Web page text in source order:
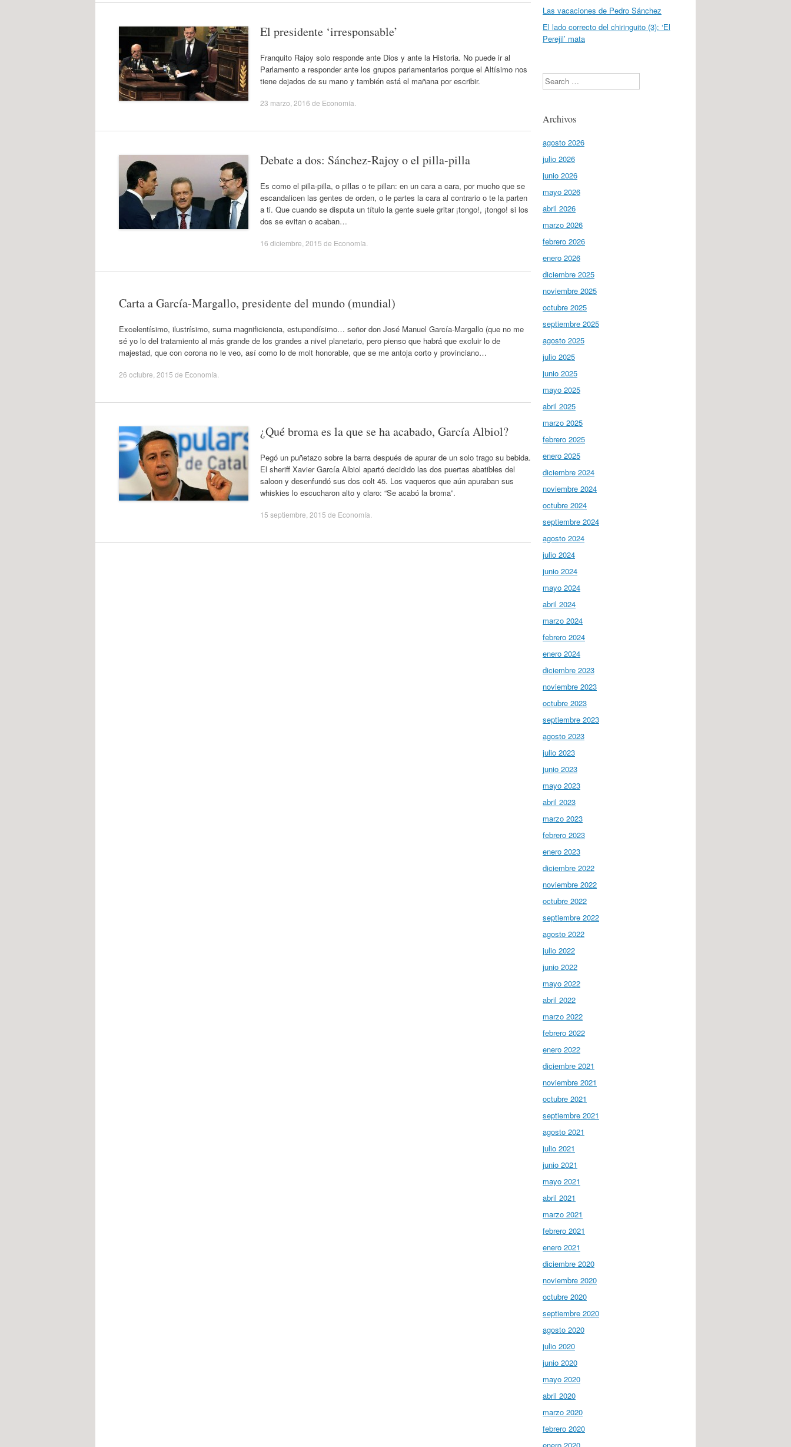
El presidente ‘irresponsable’
Franquito Rajoy solo responde ante Dios y ante la Historia. No puede ir al
Parlamento a responder ante los grupos parlamentarios porque el Altísimo nos
tiene dejados de su mano y también está el mañana por escribir.
23 marzo, 2016 de Economía
Debate a dos: Sánchez-Rajoy o el pilla-pilla
Es como el pilla-pilla, o pillas o te pillan: en un cara a cara, por mucho que se
escandalicen las gentes de orden, o le partes la cara al contrario o te la parten
a ti. Que cuando se disputa un título la gente suele gritar ¡tongo!, ¡tongo! si los
dos se evitan o acaban…
16 diciembre, 2015 de Economía
Carta a García-Margallo, presidente del mundo (mundial)
Excelentísimo, ilustrísimo, suma magnificiencia, estupendísimo… señor don José Manuel García-Margallo (que no me
sé yo lo del tratamiento al más grande de los grandes a nivel planetario, pero pienso que habrá que excluir lo de
majestad, que con corona no le veo, así como lo de molt honorable, que se me antoja corto y provinciano…
26 octubre, 2015 de Economía
¿Qué broma es la que se ha acabado, García Albiol?
Pegó un puñetazo sobre la barra después de apurar de un solo trago su bebida.
El sheriff Xavier García Albiol apartó decidido las dos puertas abatibles del
saloon y desenfundó sus dos colt 45. Los vaqueros que aún apuraban sus
whiskies lo escucharon alto y claro: “Se acabó la broma”.
15 septiembre, 2015 de Economía
Las vacaciones de Pedro Sánchez
El lado correcto del chiringuito (3): ‘El
Perejil’ mata
Search
Archivos
agosto 2026
julio 2026
junio 2026
mayo 2026
abril 2026
marzo 2026
febrero 2026
enero 2026
diciembre 2025
noviembre 2025
octubre 2025
septiembre 2025
agosto 2025
julio 2025
junio 2025
mayo 2025
abril 2025
marzo 2025
febrero 2025
enero 2025
diciembre 2024
noviembre 2024
octubre 2024
septiembre 2024
agosto 2024
julio 2024
junio 2024
mayo 2024
abril 2024
marzo 2024
febrero 2024
enero 2024
diciembre 2023
noviembre 2023
octubre 2023
septiembre 2023
agosto 2023
julio 2023
junio 2023
mayo 2023
abril 2023
marzo 2023
febrero 2023
enero 2023
diciembre 2022
noviembre 2022
octubre 2022
septiembre 2022
agosto 2022
julio 2022
junio 2022
mayo 2022
abril 2022
marzo 2022
febrero 2022
enero 2022
diciembre 2021
noviembre 2021
octubre 2021
septiembre 2021
agosto 2021
julio 2021
junio 2021
mayo 2021
abril 2021
marzo 2021
febrero 2021
enero 2021
diciembre 2020
noviembre 2020
octubre 2020
septiembre 2020
agosto 2020
julio 2020
junio 2020
mayo 2020
abril 2020
marzo 2020
febrero 2020